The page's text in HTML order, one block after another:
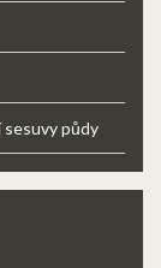
sesuvy půdy